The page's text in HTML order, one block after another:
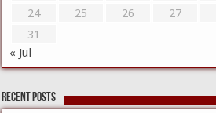
24
25 26 27
31
« Jul
Recent Posts